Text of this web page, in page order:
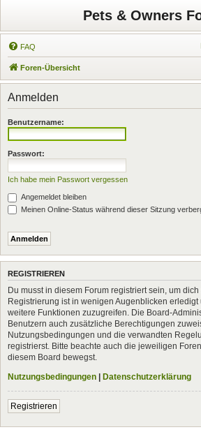
Pets & Owners
FAQ
Foren-Übersicht
Anmelden
Benutzername:
Passwort:
Ich habe mein Passwort vergessen
Angemeldet bleiben
Meinen Online-Status während dieser Sitzung
REGISTRIEREN
Du musst in diesem Forum registriert sein, um
Registrierung ist in wenigen Augenblicken erledigt
weitere Funktionen zuzugreifen. Die Board-
Benutzern auch zusätzliche Berechtigungen
Nutzungsbedingungen und die verwandten
registrierst. Bitte beachte auch die jeweiligen
diesem Board bewegst.
Nutzungsbedingungen | Datenschutzerklärung
Registrieren